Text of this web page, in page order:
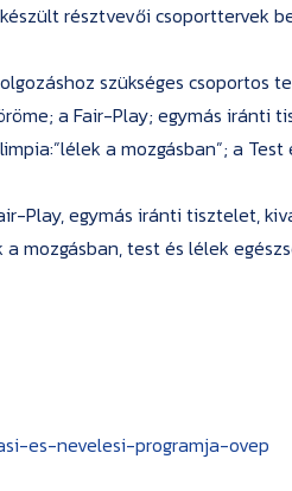
résztvevői csoporttervek
szükséges csoportos
a Fair-Play; egymás iránti
a mozgásban”; a Test
Play, egymás iránti tisztelet,
mozgásban, test és lélek
es-nevelesi-programja-ovep